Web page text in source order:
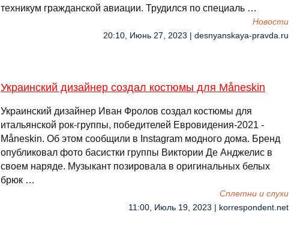
техникум гражданской авиации. Трудился по специаль …
Новости
20:10, Июнь 27, 2023 | desnyanskaya-pravda.ru
Украинский дизайнер создал костюмы для Måneskin
Украинский дизайнер Иван Фролов создал костюмы для
итальянской рок-группы, победителей Евровидения-2021 -
Måneskin. Об этом сообщили в Instagram модного дома. Бренд
опубликовал фото басистки группы Виктории Де Анджелис в
своем наряде. Музыкант позировала в оригинальных белых
брюк …
Сплетни и слухи
11:00, Июль 19, 2023 | korrespondent.net